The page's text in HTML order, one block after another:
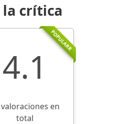
crítica
POPULARR
4.1
en
total